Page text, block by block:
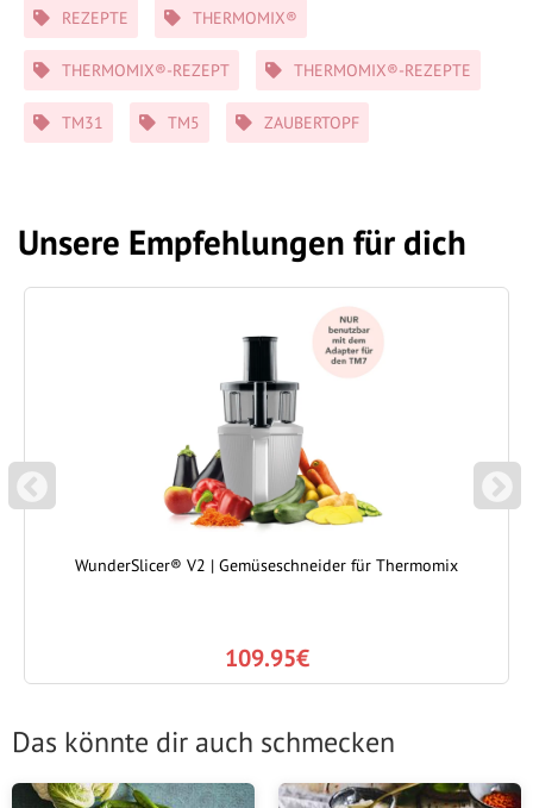
REZEPTE THERMOMIX®
THERMOMIX®-REZEPT THERMOMIX®-REZEPTE
TM31 TM5 ZAUBERTOPF
Unsere Empfehlungen für dich
P
REVIOUS
WunderSlicer® V2 | Gemüseschneider für Thermomix
109.95€
N
EXT
Das könnte dir auch schmecken